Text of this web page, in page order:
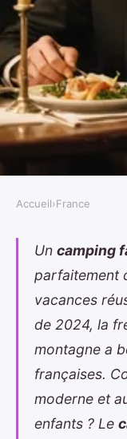
Les
dans les
Accueil›France
Un camping
parfaitement
vacances
de 2024, la
montagne a
françaises.
moderne et
enfants ? Le